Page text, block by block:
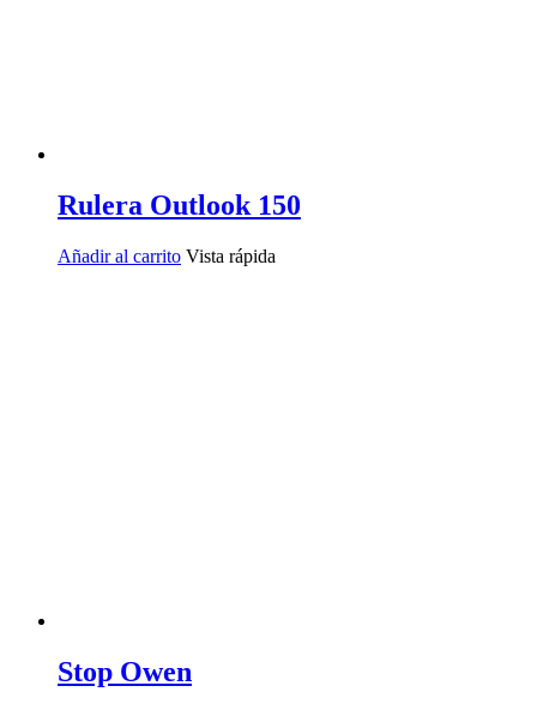
Rulera Outlook 150
Añadir al carrito
Stop Owen